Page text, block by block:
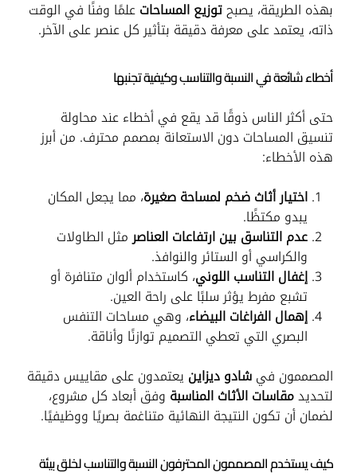
بهذه الطريقة، يصبحتوزيع المساحاتعلمًا وفنًا في الوقت
ذاته، يعتمد على معرفة دقيقة بتأثير كل عنصر على الآخر.
أخطاء شائعة في النسبة والتناسب وكيفية تجنبها
حتى أكثر الناس ذوقًا قد يقع في أخطاء عند محاولة
تنسيق المساحات دون الاستعانة بمصمم محترف. من أبرز
هذه الأخطاء:
اختيار أثاث ضخم لمساحة صغيرة، مما يجعل المكان
يبدو مكتظًا.
عدم التناسق بين ارتفاعات العناصرمثل الطاولات
والكراسي أو الستائر والنوافذ.
إغفال التناسب اللوني، كاستخدام ألوان متنافرة أو
تشبع مفرط يؤثر سلبًا على راحة العين.
إهمال الفراغات البيضاء، وهي مساحات التنفس
البصري التي تعطي التصميم توازنًا وأناقة.
المصممون فيشادو ديزاين يعتمدون على مقاييس دقيقة
لتحديدمقاسات الأثاث المناسبة وفق أبعاد كل مشروع،
لضمان أن تكون النتيجة النهائية متناغمة بصريًا ووظيفيًا.
كيف يستخدم المصممون المحترفون النسبة والتناسب لخلق بيئة